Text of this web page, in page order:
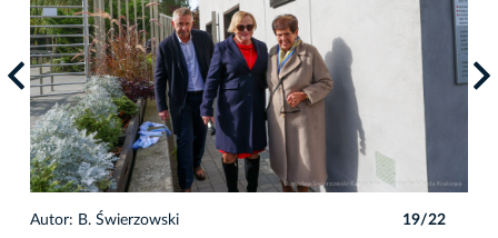
Autor: B. Świerzowski 19/22